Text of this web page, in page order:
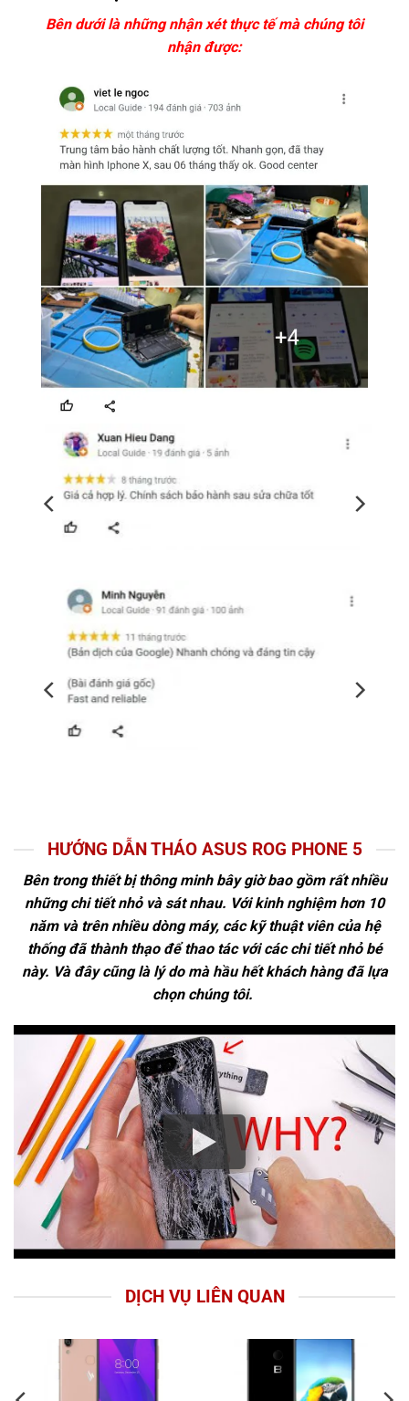
Bên dưới là những nhận xét thực tế mà chúng tôi
nhận được:
HƯỚNG DẪN THÁO ASUS ROG PHONE 5
Bên trong thiết bị thông minh bây giờ bao gồm rất nhiều
những chi tiết nhỏ và sát nhau. Với kinh nghiệm hơn 10
năm và trên nhiều dòng máy, các kỹ thuật viên của hệ
thống đã thành thạo để thao tác với các chi tiết nhỏ bé
này. Và đây cũng là lý do mà hầu hết khách hàng đã lựa
chọn chúng tôi.
DỊCH VỤ LIÊN QUAN